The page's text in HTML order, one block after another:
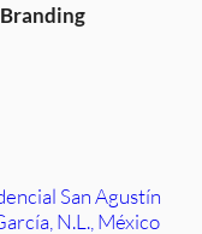
San Agustín
N.L., México